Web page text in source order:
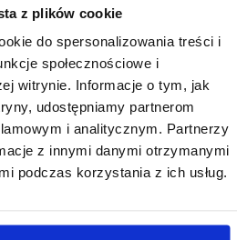
z plików cookie
do spersonalizowania treści i
społecznościowe i
witrynie. Informacje o tym, jak
udostępniamy partnerom
i analitycznym. Partnerzy
z innymi danymi otrzymanymi
podczas korzystania z ich usług.
odbyła się uroczystość
za zasługi dla samorządu
wyróżnieni zostali pracownicy
a także urzędnicy
byli najbardziej
w tym przy rozwiązywaniu
19 i podczas rosyjskiej
zostali odznaczeni: Hanna